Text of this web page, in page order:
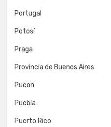
Portugal
Potosí
Praga
Provincia de Buenos Aires
Pucon
Puebla
Puerto Rico